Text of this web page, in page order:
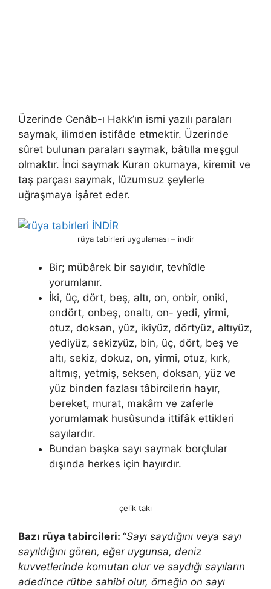
Üzerinde Cenâb-ı Hakk’ın ismi yazılı pa­raları
saymak, ilimden istifâde etmektir. Üzerinde
sûret bulunan paraları saymak, bâtılla meşgul
olmaktır. İnci saymak Kuran okumaya, kiremit ve
taş parçası saymak, lüzumsuz şeylerle
uğraşmaya işâret eder.
rüya tabirleri uygulaması – indir
Bir; mübârek bir sayıdır, tevhîdle
yorumlanır.
İki, üç, dört, beş, altı, on, onbir, oniki,
ondört, onbeş, onaltı, on- yedi, yirmi,
otuz, doksan, yüz, ikiyüz, dörtyüz, altıyüz,
yediyüz, sekizyüz, bin, üç, dört, beş ve
altı, sekiz, dokuz, on, yirmi, otuz, kırk,
altmış, yetmiş, seksen, doksan, yüz ve
yüz binden fazlası tâbircilerin hayır,
bereket, murat, makâm ve zaferle
yorumlamak husûsunda ittifâk ettikleri
sayılardır.
Bundan başka sayı saymak borçlular
dışında herkes için hayırdır.
çelik takı
Bazı rüya tabircileri: “Sayı saydığını veya sayı
sayıldığını gören, eğer uygunsa, deniz
kuvvetlerinde komutan olur ve saydığı sayıların
adedince rütbe sahibi olur, örneğin on sayı